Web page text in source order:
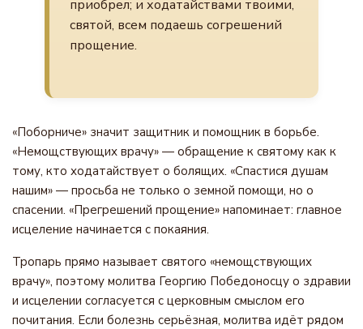
приобрел; и ходатайствами твоими,
святой, всем подаешь согрешений
прощение.
«Поборниче» значит защитник и помощник в борьбе.
«Немощствующих врачу» — обращение к святому как к
тому, кто ходатайствует о болящих. «Спастися душам
нашим» — просьба не только о земной помощи, но о
спасении. «Прегрешений прощение» напоминает: главное
исцеление начинается с покаяния.
Тропарь прямо называет святого «немощствующих
врачу», поэтому молитва Георгию Победоносцу о здравии
и исцелении согласуется с церковным смыслом его
почитания. Если болезнь серьёзная, молитва идёт рядом